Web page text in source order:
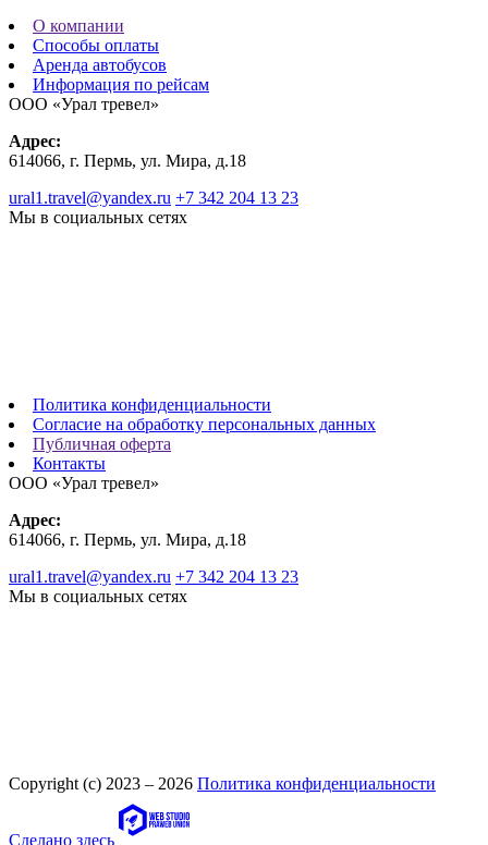
О компании
Способы оплаты
Аренда автобусов
Информация по рейсам
ООО «Урал тревел»
Адрес:
614066, г. Пермь, ул. Мира, д.18
ural1.travel@yandex.ru +7 342 204 13 23
Мы в социальных сетях
Политика конфиденциальности
Согласие на обработку персональных данных
Публичная оферта
Контакты
ООО «Урал тревел»
Адрес:
614066, г. Пермь, ул. Мира, д.18
ural1.travel@yandex.ru +7 342 204 13 23
Мы в социальных сетях
Copyright (c) 2023 – 2026 Политика конфиденциальности
Сделано здесь